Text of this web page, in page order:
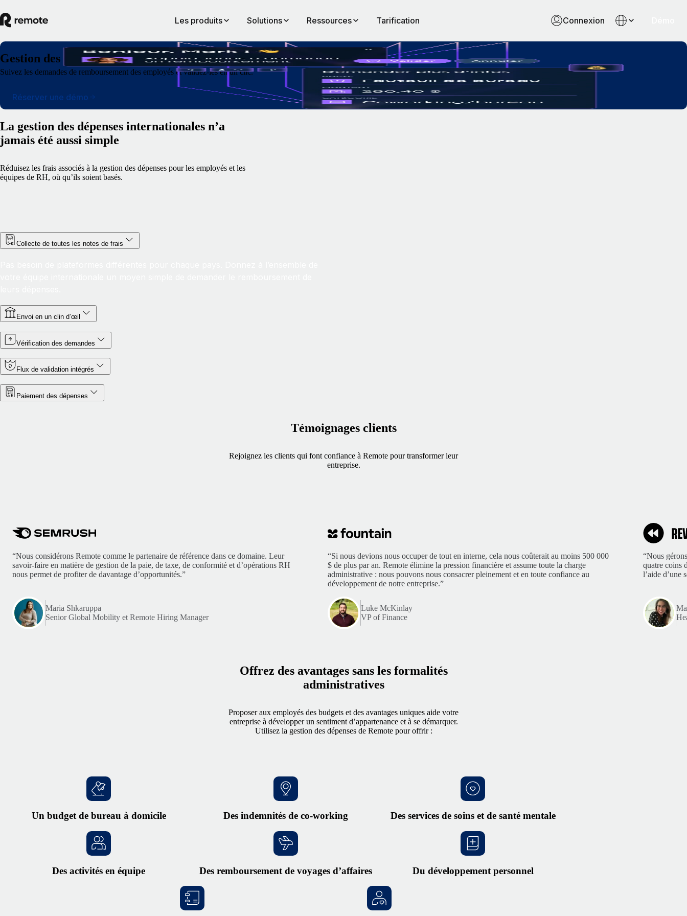
Les produits Solutions Ressources Tarification Connexion
Gestion des dépenses
Suivez les demandes de remboursement des employés et validez-les en un clic.
Réserver une démo
La gestion des dépenses internationales n’a
jamais été aussi simple
Réduisez les frais associés à la gestion des dépenses pour les employés et les
équipes de RH, où qu’ils soient basés.
Collecte de toutes les notes de frais
Envoi en un clin d’œil
Vérification des demandes
Flux de validation intégrés
Paiement des dépenses
Témoignages clients
Rejoignez les clients qui font confiance à Remote pour transformer leur
entreprise.
“Nous considérons Remote comme le partenaire de référence dans ce domaine. Leur
savoir-faire en matière de gestion de la paie, de taxe, de conformité et d’opérations RH
nous permet de profiter de davantage d’opportunités.”
Maria Shkaruppa
Senior Global Mobility et Remote Hiring Manager
“Si nous devions nous occuper de tout en interne, cela nous coûterait au moins 500 000
$ de plus par an. Remote élimine la pression financière et assume toute la charge
administrative : nous pouvons nous consacrer pleinement et en toute confiance au
développement de notre entreprise.”
Luke McKinlay
VP of Finance
“Nous
quatre coins
l’aide d’une
Offrez des avantages sans les formalités
administratives
Proposer aux employés des budgets et des avantages uniques aide votre
entreprise à développer un sentiment d’appartenance et à se démarquer.
Utilisez la gestion des dépenses de Remote pour offrir :
Un budget de bureau à domicile Des indemnités de co-working Des services de soins et de santé mentale
Des activités en équipe Des remboursement de voyages d’affaires Du développement personnel